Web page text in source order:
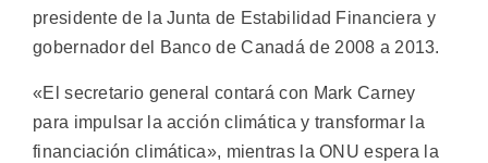
presidente de la Junta de Estabilidad Financiera y
gobernador del Banco de Canadá de 2008 a 2013.
«El secretario general contará con Mark Carney
para impulsar la acción climática y transformar la
financiación climática», mientras la ONU espera la